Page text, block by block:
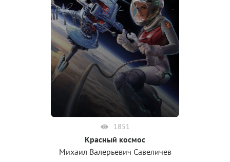
1851
Красный космос
Михаил Валерьевич Савеличев